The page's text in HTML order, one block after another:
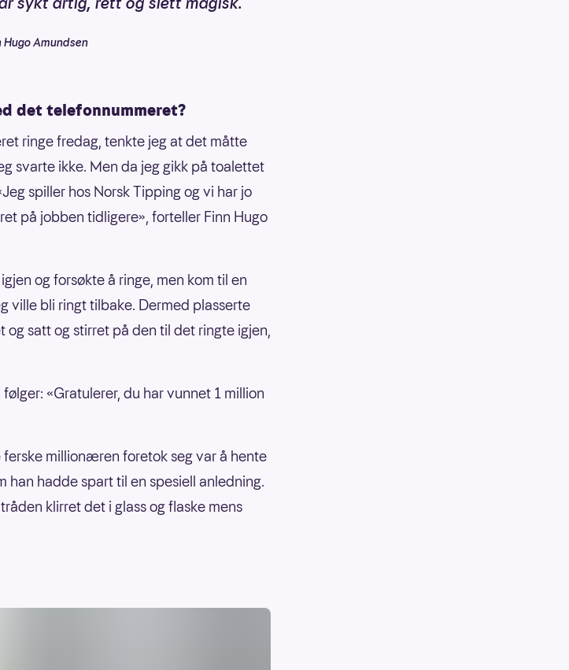
Amundsen
det telefonnummeret?
ringe fredag, tenkte jeg at det måtte
svarte ikke. Men da jeg gikk på toalettet
spiller hos Norsk Tipping og vi har jo
på jobben tidligere», forteller Finn Hugo
og forsøkte å ringe, men kom til en
ville bli ringt tilbake. Dermed plasserte
satt og stirret på den til det ringte igjen,
«Gratulerer, du har vunnet 1 million
millionæren foretok seg var å hente
han hadde spart til en spesiell anledning.
klirret det i glass og flaske mens